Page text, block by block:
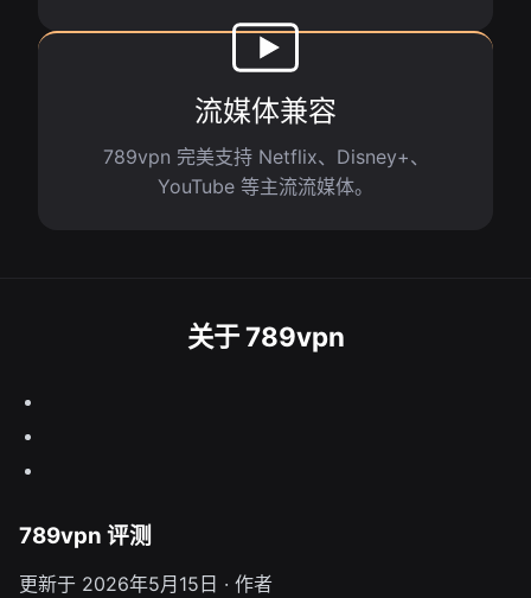
流媒体兼容
789vpn 完美支持 Netflix、Disney+、
YouTube 等主流流媒体。
关于 789vpn
789vpn 评测
更新于 2026年5月15日 · 作者